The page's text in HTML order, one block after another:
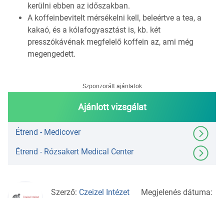
kerülni ebben az időszakban.
A koffeinbevitelt mérsékelni kell, beleértve a tea, a
kakaó, és a kólafogyasztást is, kb. két
presszókávénak megfelelő koffein az, ami még
megengedett.
Ajánlott vizsgálat
Szponzorált ajánlatok
Étrend - Medicover
Étrend - Rózsakert Medical Center
Szerző: Czeizel Intézet
Megjelenés dátuma: